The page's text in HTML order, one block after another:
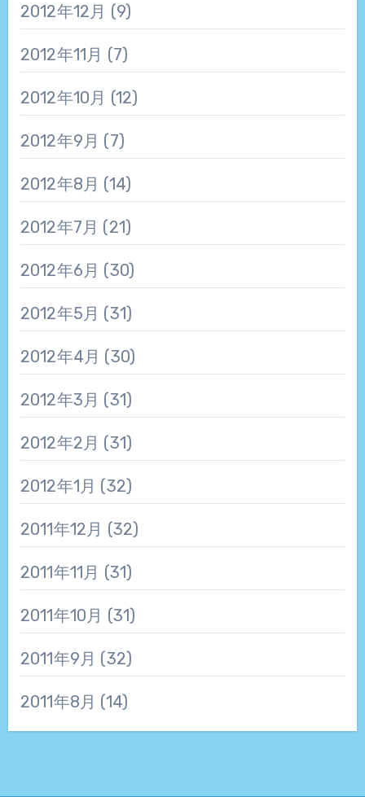
2012年12月 (9)
2012年11月 (7)
2012年10月 (12)
2012年9月 (7)
2012年8月 (14)
2012年7月 (21)
2012年6月 (30)
2012年5月 (31)
2012年4月 (30)
2012年3月 (31)
2012年2月 (31)
2012年1月 (32)
2011年12月 (32)
2011年11月 (31)
2011年10月 (31)
2011年9月 (32)
2011年8月 (14)